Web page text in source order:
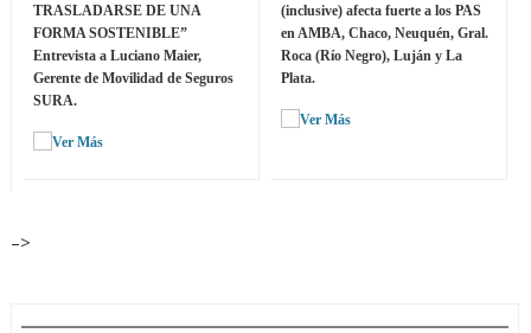
TRASLADARSE DE UNA
FORMA SOSTENIBLE”
Entrevista a Luciano Maier,
Gerente de Movilidad de Seguros
SURA.
(inclusive) afecta fuerte a los PAS
en AMBA, Chaco, Neuquén, Gral.
Roca (Río Negro), Luján y La
Plata.
–>